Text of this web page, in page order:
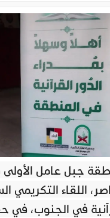
جبل عامل الأولى
اللقاء التكريمي
في الجنوب، في